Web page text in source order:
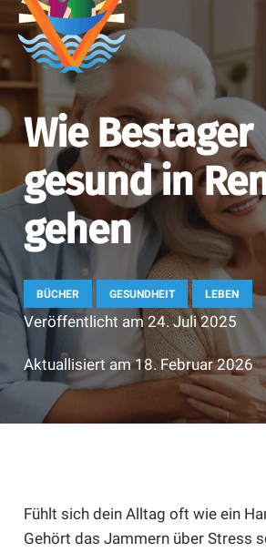
Wie Bestager
gesund in
gehen
BÜCHER GESUNDHEIT LEBEN
Veröffentlicht am 24. Juli 2025
Aktuallisiert am18. Februar 2026
Fühlt sich dein Alltag oft wie ein
Gehört das Jammern über Stress